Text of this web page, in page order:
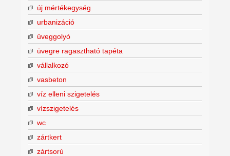
új mértékegység
urbanizáció
üveggolyó
üvegre ragasztható tapéta
vállalkozó
vasbeton
víz elleni szigetelés
vízszigetelés
wc
zártkert
zártsorú